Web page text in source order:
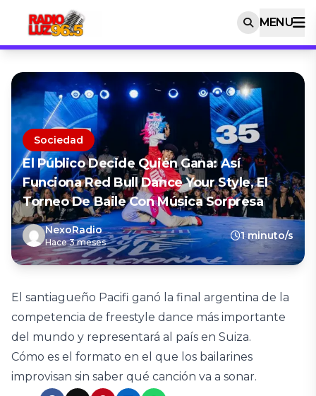
MENU
Sociedad
El Público Decide Quién Gana: Así
Funciona Red Bull Dance Your Style, El
Torneo De Baile Con Música Sorpresa
NexoRadio
Hace 3 meses
1 minuto/s
El santiagueño Pacifi ganó la final argentina de la
competencia de freestyle dance más importante
del mundo y representará al país en Suiza.
Cómo es el formato en el que los bailarines
improvisan sin saber qué canción va a sonar.